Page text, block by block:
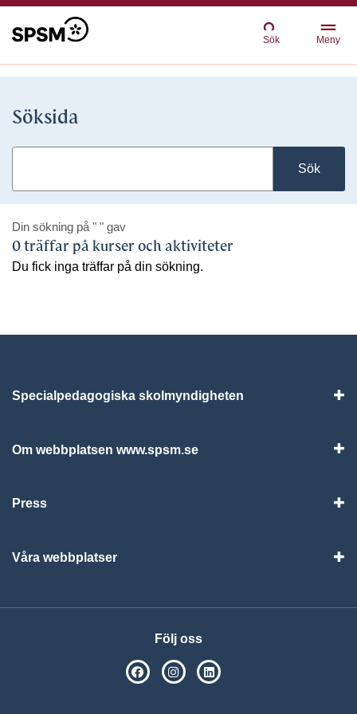
Sök Meny
Söksida
Sök
Din sökning på " " gav
0 träffar på kurser och aktiviteter
Du fick inga träffar på din sökning.
Specialpedagogiska skolmyndigheten
Om webbplatsen www.spsm.se
Press
Våra webbplatser
Följ oss
SPSM på Facebook
SPSM på Instagram